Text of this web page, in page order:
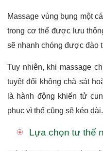
Massage vùng bụng một
trong cơ thể được lưu
sẽ nhanh chóng được đào
Tuy nhiên, khi massage
tuyệt đối không chà sát
là hành động khiến tử
phục vì thế cũng sẽ kéo dài.
Lựa chọn tư thế